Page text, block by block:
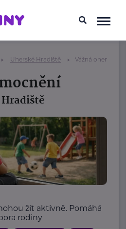
Uherské Hradiště Vážná
žít aktivně. Pomáhá
rodiny